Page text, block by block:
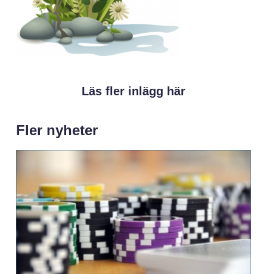
Läs fler inlägg här
Fler nyheter